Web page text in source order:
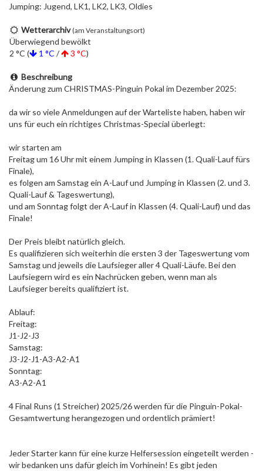
Jumping: Jugend, LK1, LK2, LK3, Oldies
Wetterarchiv (am Veranstaltungsort)
Überwiegend bewölkt
2 °C (
1 °C / 3 °C)
Beschreibung
Änderung zum CHRISTMAS-Pinguin Pokal im Dezember 2025:
da wir so viele Anmeldungen auf der Warteliste haben, haben wir
uns für euch ein richtiges Christmas-Special überlegt:
wir starten am
Freitag um 16 Uhr mit einem Jumping in Klassen (1. Quali-Lauf fürs
Finale),
es folgen am Samstag ein A-Lauf und Jumping in Klassen (2. und 3.
Quali-Lauf & Tageswertung),
und am Sonntag folgt der A-Lauf in Klassen (4. Quali-Lauf) und das
Finale!
Der Preis bleibt natürlich gleich.
Es qualifizieren sich weiterhin die ersten 3 der Tageswertung vom
Samstag und jeweils die Laufsieger aller 4 Quali-Läufe. Bei den
Laufsiegern wird es ein Nachrücken geben, wenn man als
Laufsieger bereits qualifiziert ist.
Ablauf:
Freitag:
J1-J2-J3
Samstag:
J3-J2-J1-A3-A2-A1
Sonntag:
A3-A2-A1
4 Final Runs (1 Streicher) 2025/26 werden für die Pinguin-Pokal-
Gesamtwertung herangezogen und ordentlich prämiert!
Jeder Starter kann für eine kurze Helfersession eingeteilt werden -
wir bedanken uns dafür gleich im Vorhinein! Es gibt jeden